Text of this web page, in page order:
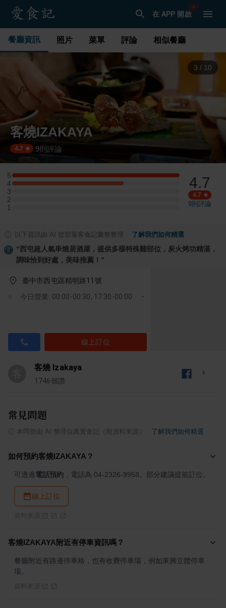
在 APP 開啟
餐廳資訊 照片 菜單 評論 相似餐廳
3 / 10
客燒IZAKAYA
4.7 ·9則評論
5
5 星：3 則評論
4
4 星：2 則評論
3
3 星：0 則評論
2
2 星：0 則評論
1
1 星：0 則評論
4.7
4.7
9則評論
以下資訊由 AI 從部落客食記彙整整理 了解我們如何精選
“西屯超人氣串燒居酒屋，提供多樣特殊雞部位，炭火烤功精湛，
調味恰到好處，美味推薦！ ”
臺中市西屯區精明路11號
今日營業: 00:00-00:30, 17:30-00:00
線上訂位
客燒 Izakaya
1746個讚
常見問題
本問答由 AI 整理自真實食記（附資料來源） 了解我們如何精選
如何預約客燒IZAKAYA？
可透過電話預約 ，電話為 04-2326-9958。部分建議提前訂位。
線上訂位
客燒IZAKAYA附近有停車資訊嗎？
餐廳附近有路邊停車格，也有收費停車場，例如東興立體停車
場。